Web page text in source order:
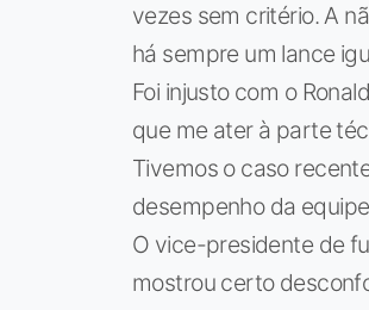
vezes sem critério. A
há sempre um lance
Foi injusto com o
que me ater à parte
Tivemos o caso
desempenho da
O vice-presidente de
mostrou certo